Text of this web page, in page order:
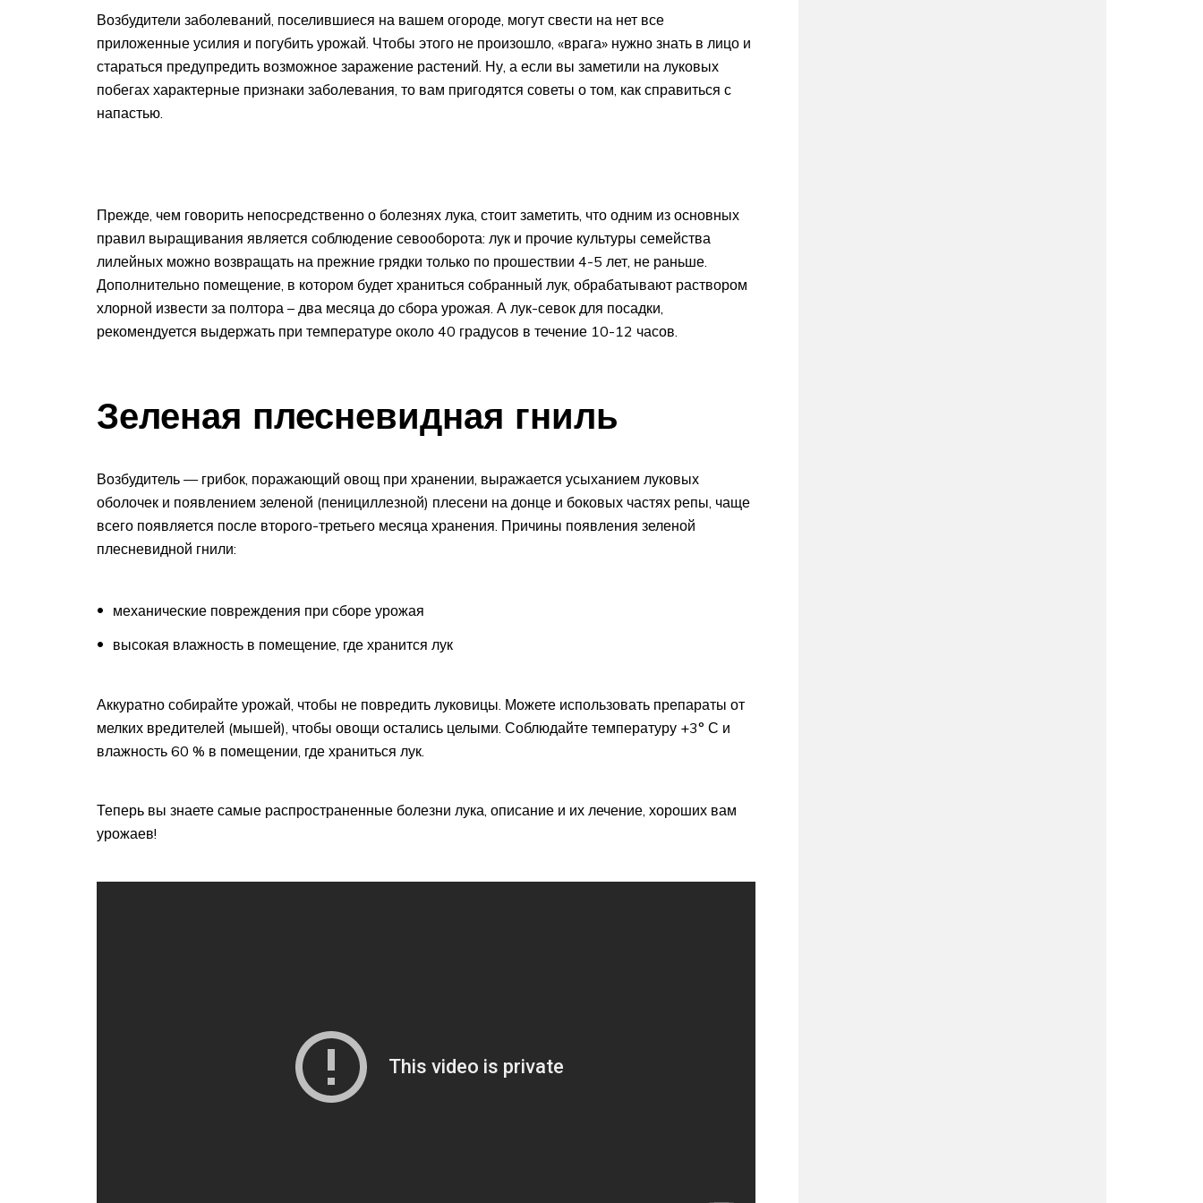
Возбудители заболеваний, поселившиеся на вашем огороде, могут свести на нет все
приложенные усилия и погубить урожай. Чтобы этого не произошло, «врага» нужно знать в лицо и
стараться предупредить возможное заражение растений. Ну, а если вы заметили на луковых
побегах характерные признаки заболевания, то вам пригодятся советы о том, как справиться с
напастью.
Прежде, чем говорить непосредственно о болезнях лука, стоит заметить, что одним из основных
правил выращивания является соблюдение севооборота: лук и прочие культуры семейства
лилейных можно возвращать на прежние грядки только по прошествии 4-5 лет, не раньше.
Дополнительно помещение, в котором будет храниться собранный лук, обрабатывают раствором
хлорной извести за полтора – два месяца до сбора урожая. А лук-севок для посадки,
рекомендуется выдержать при температуре около 40 градусов в течение 10-12 часов.
Зеленая плесневидная гниль
Возбудитель — грибок, поражающий овощ при хранении, выражается усыханием луковых
оболочек и появлением зеленой (пенициллезной) плесени на донце и боковых частях репы, чаще
всего появляется после второго-третьего месяца хранения. Причины появления зеленой
плесневидной гнили:
механические повреждения при сборе урожая
высокая влажность в помещение, где хранится лук
Аккуратно собирайте урожай, чтобы не повредить луковицы. Можете использовать препараты от
мелких вредителей (мышей), чтобы овощи остались целыми. Соблюдайте температуру +3° С и
влажность 60 % в помещении, где храниться лук.
Теперь вы знаете самые распространенные болезни лука, описание и их лечение, хороших вам
урожаев!